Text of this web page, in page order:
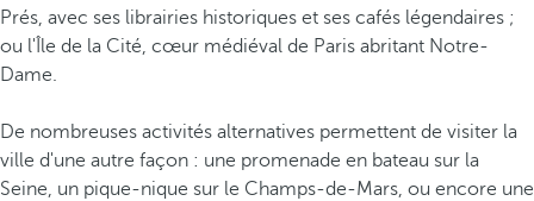
Prés, avec ses librairies historiques et ses cafés légendaires ;
ou l'Île de la Cité, cœur médiéval de Paris abritant Notre-
Dame.
De nombreuses activités alternatives permettent de visiter la
ville d'une autre façon : une promenade en bateau sur la
Seine, un pique-nique sur le Champs-de-Mars, ou encore une